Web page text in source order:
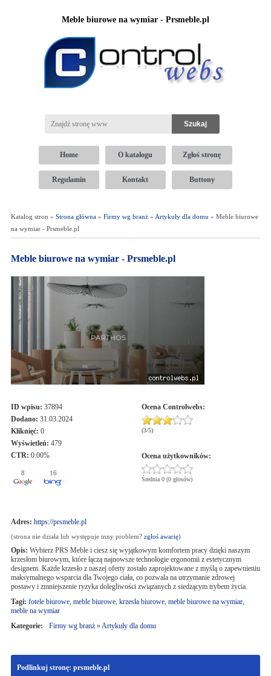
Meble biurowe na wymiar - Prsmeble.pl
Home O katalogu Zgłoś stronę
Regulamin Kontakt Buttony
Katalog stron » Strona główna» Firmy wg branż» Artykuły dla domu » Meble biurowe
na wymiar - Prsmeble.pl
Meble biurowe na wymiar - Prsmeble.pl
ID wpisu: 37894
Dodano: 31.03.2024
Kliknięć: 0
Wyświetleń: 479
CTR: 0.00%
8 16
Ocena Controlwebs:
(3/5)
Ocena użytkowników:
Średnia 0 (0 głosów)
Adres: https://prsmeble.pl
(strona nie działa lub występuje inny problem? zgłoś awarię)
Opis: Wybierz PRS Meble i ciesz się wyjątkowym komfortem pracy dzięki naszym
krzesłom biurowym, które łączą najnowsze technologie ergonomii z estetycznym
designem. Każde krzesło z naszej oferty zostało zaprojektowane z myślą o zapewnieniu
maksymalnego wsparcia dla Twojego ciała, co pozwala na utrzymanie zdrowej
postawy i zmniejszenie ryzyka dolegliwości związanych z siedzącym trybem życia.
Tagi: fotele biurowe, meble biurowe, krzesła biurowe, meble biurowe na wymiar,
meble na wymiar
Kategorie:
Firmy wg branż»Artykuły dla domu
Podlinkuj stronę: prsmeble.pl